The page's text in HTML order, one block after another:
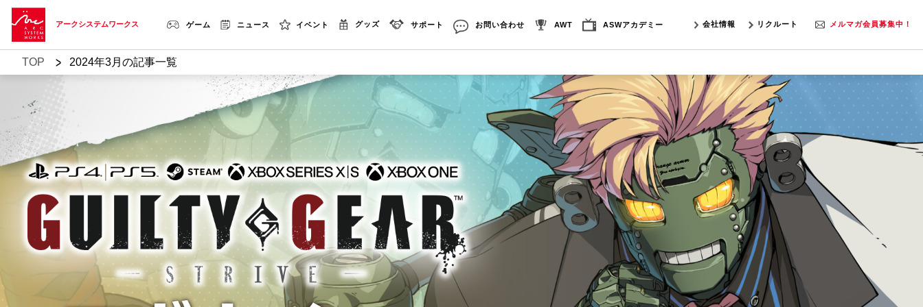
アークシステムワークス ゲーム ニュース イベント グッズ サポート お問い合わせ AWT ASWアカデミー 会社情報 リクルート メルマガ会員募集中！
TOP > 2024年3月の記事一覧